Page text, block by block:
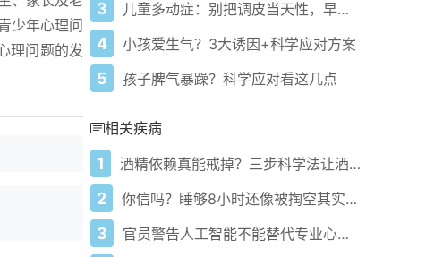
少年心理问
理问题的发
3 儿童多动症：别把调皮当天性，早筛早治是关键
4 小孩爱生气？3大诱因+科学应对方案
5 孩子脾气暴躁？科学应对看这几点
相关疾病
1 酒精依赖真能戒掉？三步科学法让酒局族悄悄告别酒瘾！
2 你信吗？睡够8小时还像被掏空其实是身体在求救
3 官员警告人工智能不能替代专业心理健康服务